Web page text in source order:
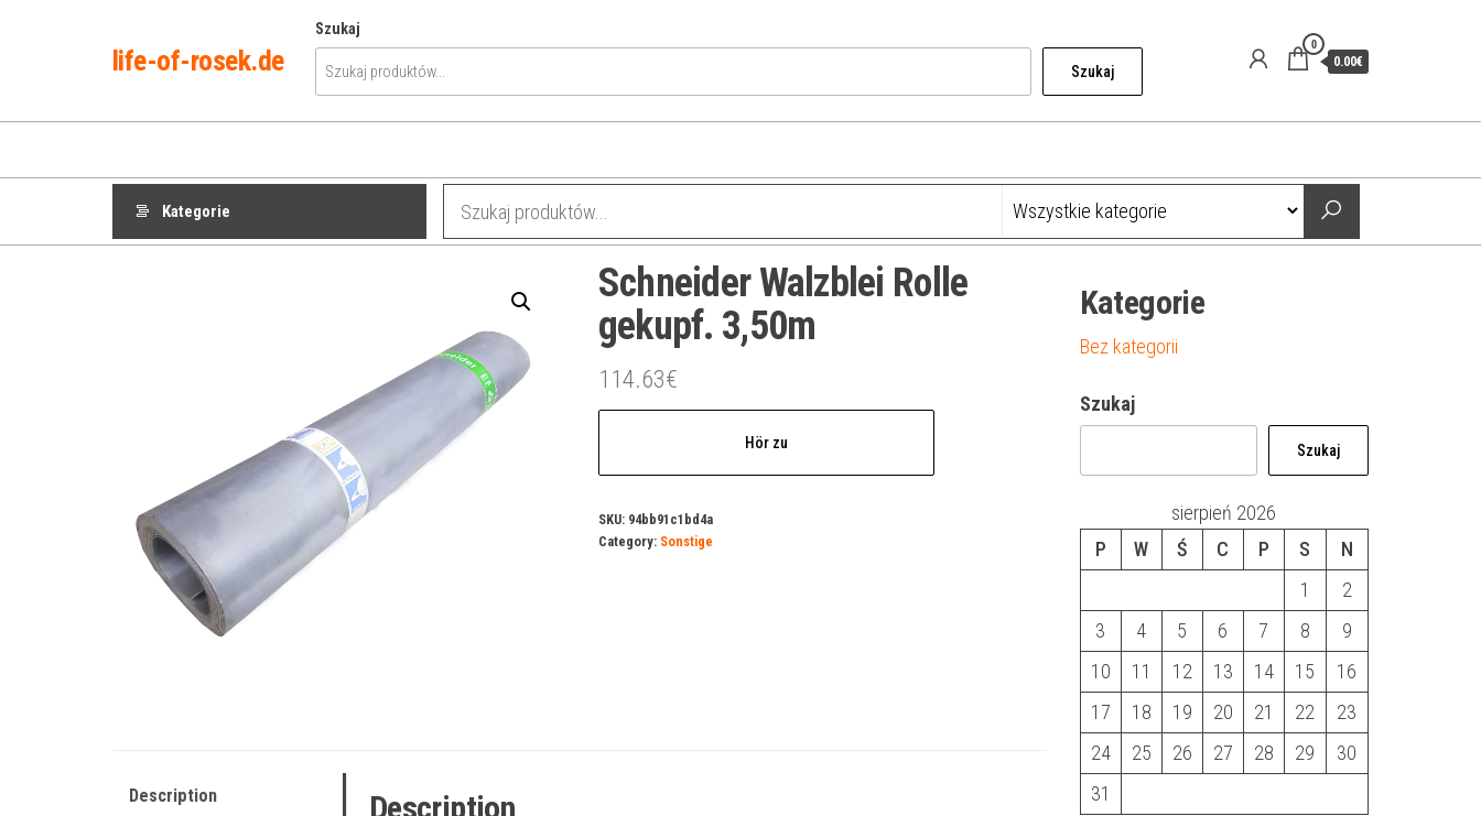
life-of-rosek.de
Szukaj
Szukaj
0
0.00€
Kategorie
Schneider Walzblei Rolle
gekupf. 3,50m
114.63€
Hör zu
SKU: 94bb91c1bd4a
Category: Sonstige
Description Description
Kategorie
Bez kategorii
Szukaj
Szukaj
sierpień 2026
P
W Ś C P S
N
1
2
3
4 5 6 7 8
9
10
11 12 13 14 15
16
17
18 19 20 21 22
23
24
25 26 27 28 29
30
31